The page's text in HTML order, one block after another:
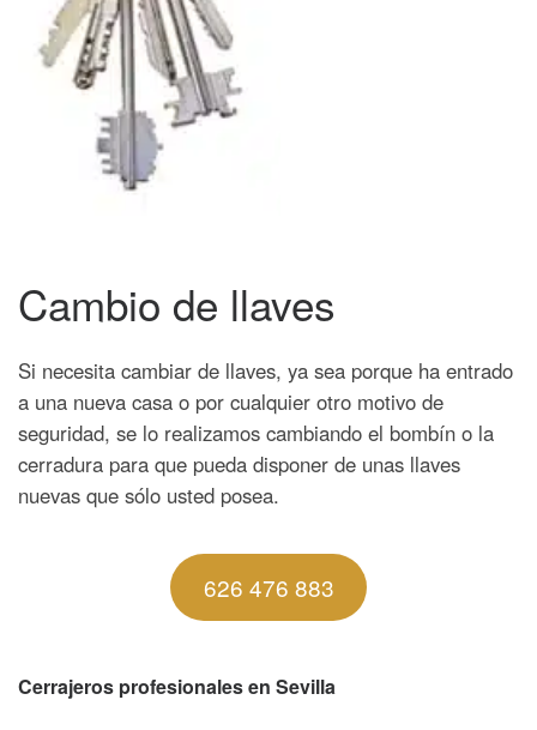
Cambio de llaves
Si necesita cambiar de llaves, ya sea porque ha entrado
a una nueva casa o por cualquier otro motivo de
seguridad, se lo realizamos cambiando el bombín o la
cerradura para que pueda disponer de unas llaves
nuevas que sólo usted posea.
626 476 883
Cerrajeros profesionales en Sevilla